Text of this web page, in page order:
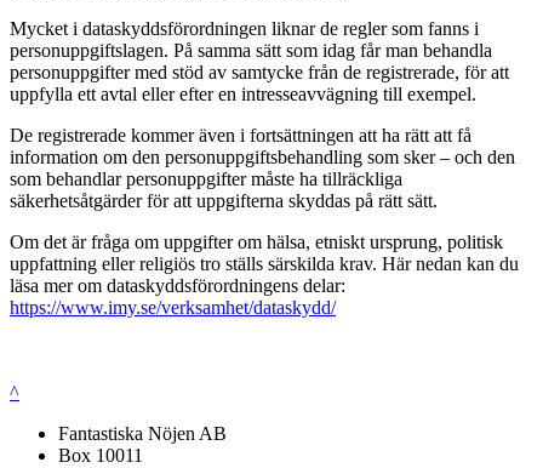
Mycket i dataskyddsförordningen liknar de regler som fanns i
personuppgiftslagen. På samma sätt som idag får man behandla
personuppgifter med stöd av samtycke från de registrerade, för att
uppfylla ett avtal eller efter en intresseavvägning till exempel.
De registrerade kommer även i fortsättningen att ha rätt att få
information om den personuppgiftsbehandling som sker – och den
som behandlar personuppgifter måste ha tillräckliga
säkerhetsåtgärder för att uppgifterna skyddas på rätt sätt.
Om det är fråga om uppgifter om hälsa, etniskt ursprung, politisk
uppfattning eller religiös tro ställs särskilda krav. Här nedan kan du
läsa mer om dataskyddsförordningens delar:
https://www.imy.se/verksamhet/dataskydd/
^
Fantastiska Nöjen AB
Box 10011